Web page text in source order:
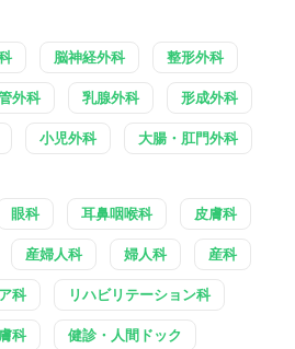
脳神経外科 整形外科
外科 乳腺外科 形成外科
小児外科 大腸・肛門外科
眼科 耳鼻咽喉科 皮膚科
産婦人科 婦人科 産科
科 リハビリテーション科
科 健診・人間ドック